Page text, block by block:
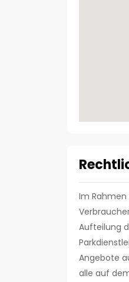
Im Rahmen
Aufteilung
Angebote
alle auf